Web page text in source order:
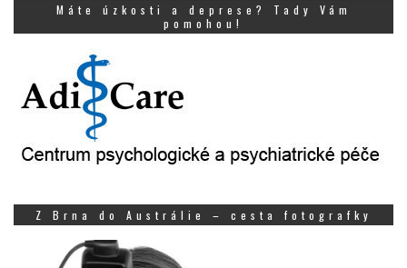
Máte úzkosti a deprese? Tady Vám
pomohou!
Z Brna do Austrálie – cesta fotografky